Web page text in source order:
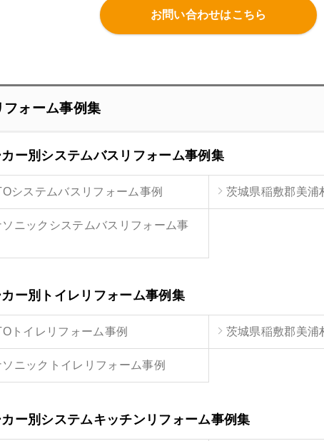
お問い合わせはこちら
ォーム事例集
ー別システムバスリフォーム事例集
システムバスリフォーム事例 茨城県稲敷郡美浦
ニックシステムバスリフォーム事
ー別トイレリフォーム事例集
トイレリフォーム事例 茨城県稲敷郡美浦
ニックトイレリフォーム事例
ー別システムキッチンリフォーム事例集